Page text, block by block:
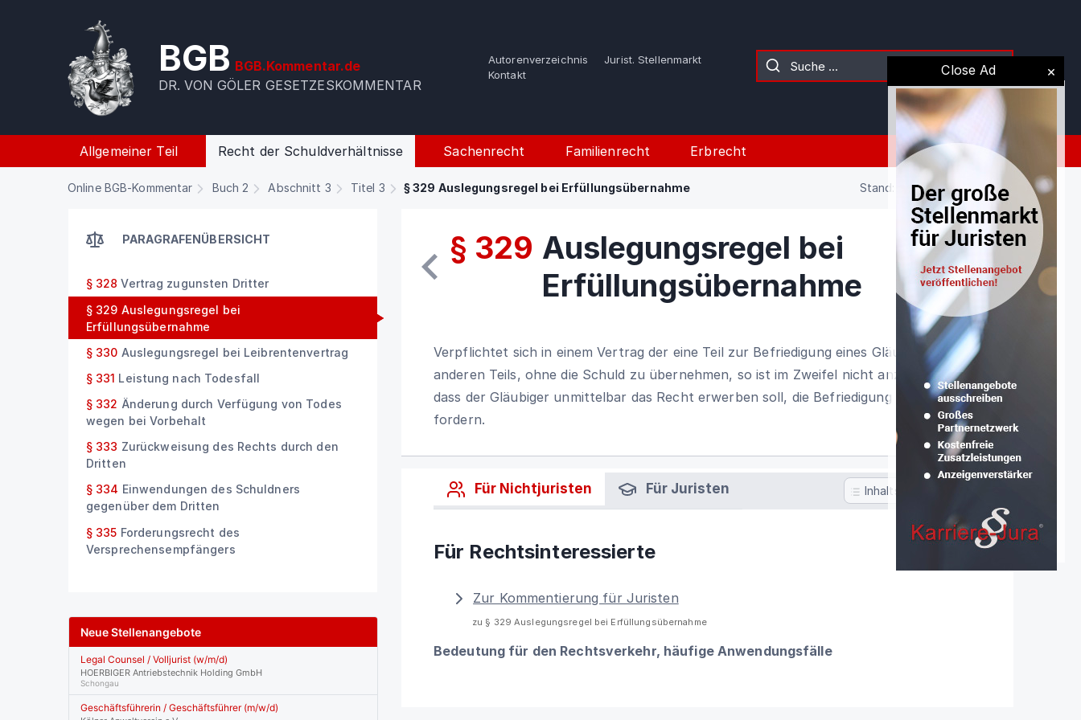
BGB BGB.Kommentar.de
DR. VON GÖLER GESETZESKOMMENTAR
Autorenverzeichnis
Jurist. Stellenmarkt
Kontakt
Allgemeiner Teil Recht der Schuldverhältnisse Sachenrecht Familienrecht Erbrecht
Online BGB-Kommentar Buch 2 Abschnitt 3 Titel 3 § 329 Auslegungsregel bei Erfüllungsübernahme Stand: 02.08.2026 (Gesetz)
Close Ad
PARAGRAFENÜBERSICHT
§ 328 Vertrag zugunsten Dritter
§ 329 Auslegungsregel bei
Erfüllungsübernahme
§ 330 Auslegungsregel bei Leibrentenvertrag
§ 331 Leistung nach Todesfall
§ 332 Änderung durch Verfügung von Todes
wegen bei Vorbehalt
§ 333 Zurückweisung des Rechts durch den
Dritten
§ 334 Einwendungen des Schuldners
gegenüber dem Dritten
§ 335 Forderungsrecht des
Versprechensempfängers
§ 329 Auslegungsregel bei
Erfüllungsübernahme
Verpflichtet sich in einem Vertrag der eine Teil zur Befriedigung eines Gläubigers des
anderen Teils, ohne die Schuld zu übernehmen, so ist im Zweifel nicht anzunehmen,
dass der Gläubiger unmittelbar das Recht erwerben soll, die Befriedigung von ihm zu
fordern.
Für Nichtjuristen Für Juristen Inhaltsverzeichnis
Für Rechtsinteressierte
Zur Kommentierung für Juristen
zu § 329 Auslegungsregel bei Erfüllungsübernahme
Bedeutung für den Rechtsverkehr, häufige Anwendungsfälle